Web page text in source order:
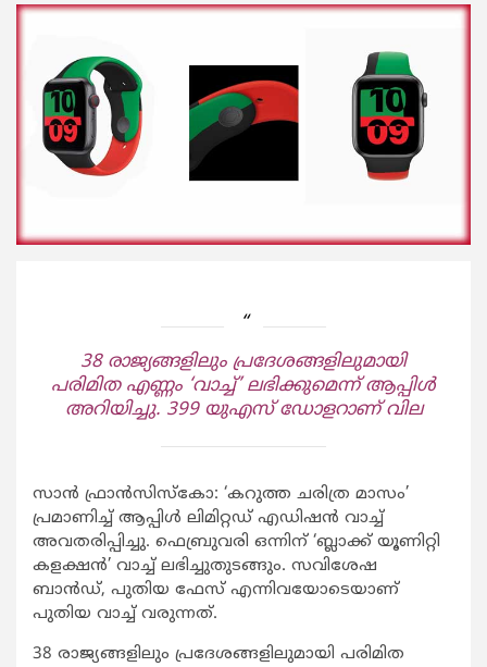
38 രാജ്യങ്ങളിലും പ്രദേശങ്ങളിലുമായി
പരിമിത എണ്ണം ‘വാച്ച്’ ലഭിക്കുമെന്ന് ആപ്പിള്‍
അറിയിച്ചു. 399 യുഎസ് ഡോളറാണ് വില
സാന്‍ ഫ്രാന്‍സിസ്‌കോ: ‘കറുത്ത ചരിത്ര മാസം’
പ്രമാണിച്ച് ആപ്പിള്‍ ലിമിറ്റഡ് എഡിഷന്‍ വാച്ച്
അവതരിപ്പിച്ചു. ഫെബ്രുവരി ഒന്നിന് ‘ബ്ലാക്ക് യൂണിറ്റി
കളക്ഷന്‍’ വാച്ച് ലഭിച്ചുതുടങ്ങും. സവിശേഷ
ബാന്‍ഡ്, പുതിയ ഫേസ് എന്നിവയോടെയാണ്
പുതിയ വാച്ച് വരുന്നത്.
38 രാജ്യങ്ങളിലും പ്രദേശങ്ങളിലുമായി പരിമിത